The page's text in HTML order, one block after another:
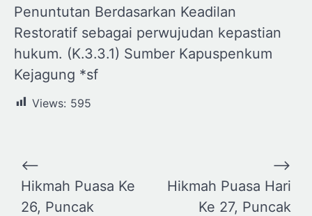
Penuntutan Berdasarkan Keadilan
Restoratif sebagai perwujudan kepastian
hukum. (K.3.3.1) Sumber Kapuspenkum
Kejagung *sf
Views: 595
Navigasi
pos
⟵
Hikmah Puasa Ke
26, Puncak
Hikmah Puasa Hari
Ke 27, Puncak
⟶